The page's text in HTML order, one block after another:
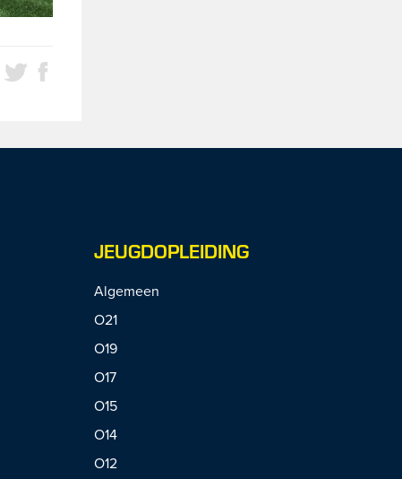
JEUGDOPLEIDING
Algemeen
O21
O19
O17
O15
O14
O12